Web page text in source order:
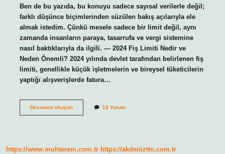
Ben de bu yazıda, bu konuyu sadece sayısal verilerle değil;
farklı düşünce biçimlerinden süzülen bakış açılarıyla ele
almak istedim. Çünkü mesele sadece bir limit değil, aynı
zamanda insanların paraya, tasarrufa ve vergi sistemine
nasıl baktıklarıyla da ilgili. — 2024 Fiş Limiti Nedir ve
Neden Önemli? 2024 yılında devlet tarafından belirlenen fiş
limiti, genellikle küçük işletmelerin ve bireysel tüketicilerin
yaptığı alışverişlerde fatura…
Devamını okuyun2024
12 Yorum
https://www.muhterem.com.tr https://akdeniztto.com.tr